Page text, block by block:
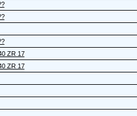
ZR 17
ZR 17